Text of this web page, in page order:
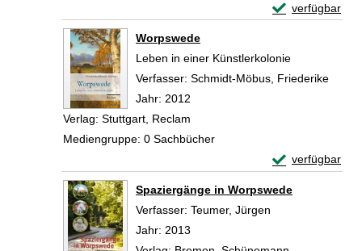
verfügbar
Exemplar-
Worpswede
Leben in einer Künstlerkolonie
Verfasser: Schmidt-Möbus, Friederike
Jahr: 2012
Verlag: Stuttgart, Reclam
Mediengruppe: 0 Sachbücher
verfügbar
Exemplar-
Spaziergänge in Worpswede
Verfasser: Teumer, Jürgen
Jahr: 2013